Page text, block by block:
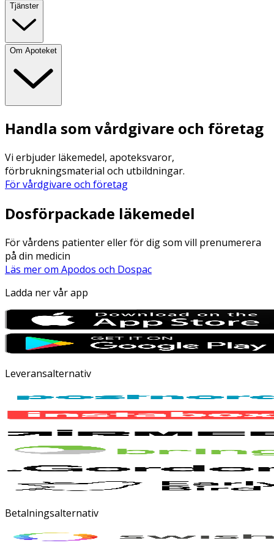
Tjänster
Om Apoteket
Handla som vårdgivare och företag
Vi erbjuder läkemedel, apoteksvaror,
förbrukningsmaterial och utbildningar.
För vårdgivare och företag
Dosförpackade läkemedel
För vårdens patienter eller för dig som vill prenumerera
på din medicin
Läs mer om Apodos och Dospac
Ladda ner vår app
Leveransalternativ
Betalningsalternativ